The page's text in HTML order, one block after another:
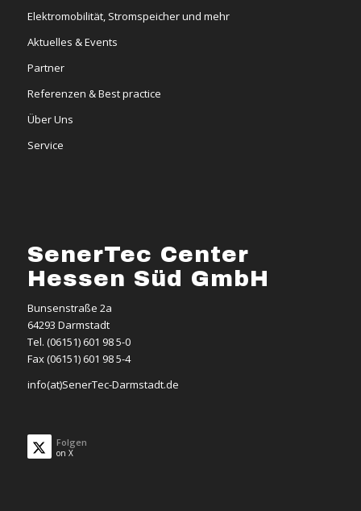
Elektromobilität, Stromspeicher und mehr
Aktuelles & Events
Partner
Referenzen & Best practice
Über Uns
Service
SenerTec Center
Hessen Süd GmbH
Bunsenstraße 2a
64293 Darmstadt
Tel. (06151) 601 98 5-0
Fax (06151) 601 98 5-4
info(at)SenerTec-Darmstadt.de
Folgen
on X